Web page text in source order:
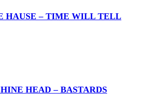
HAUSE – TIME WILL TELL
HEAD – BASTARDS